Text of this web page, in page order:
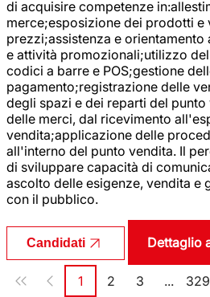
di acquisire competenze
merce;esposizione dei prodotti e
prezzi;assistenza e orientamento
e attività promozionali;utilizzo
codici a barre e POS;gestione
pagamento;registrazione delle
degli spazi e dei reparti del
delle merci, dal ricevimento
vendita;applicazione delle
all'interno del punto vendita. Il
di sviluppare capacità di
ascolto delle esigenze, vendita e
con il pubblico.
Candidati Dettaglio
Paginazione
Pagina
1 Pagina
2 Pagina
3 ... 329